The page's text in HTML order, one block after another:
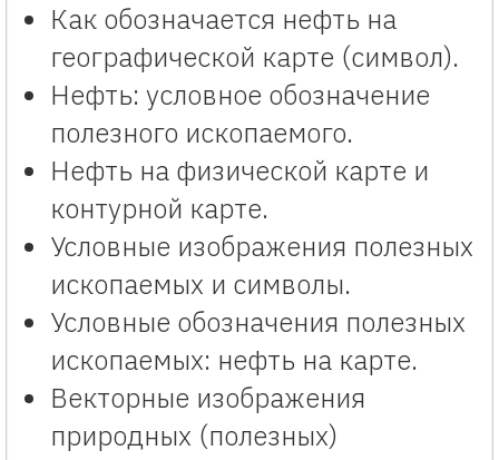
Как обозначается нефть на
географической карте (символ).
Нефть: условное обозначение
полезного ископаемого.
Нефть на физической карте и
контурной карте.
Условные изображения полезных
ископаемых и символы.
Условные обозначения полезных
ископаемых: нефть на карте.
Векторные изображения
природных (полезных)